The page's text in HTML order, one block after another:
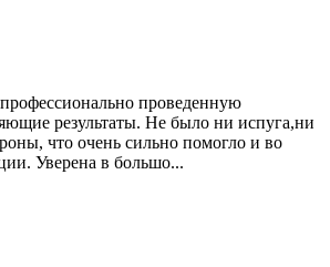
проведенную
результаты. Не было ни испуга,ни
что очень сильно помогло и во
Уверена в большо...